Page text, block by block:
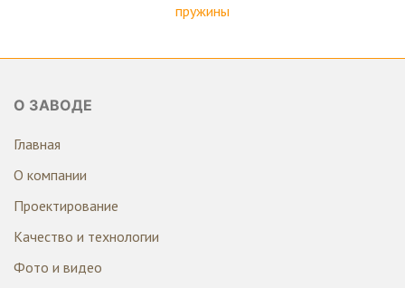
пружины
О ЗАВОДЕ
Главная
О компании
Проектирование
Качество и технологии
Фото и видео